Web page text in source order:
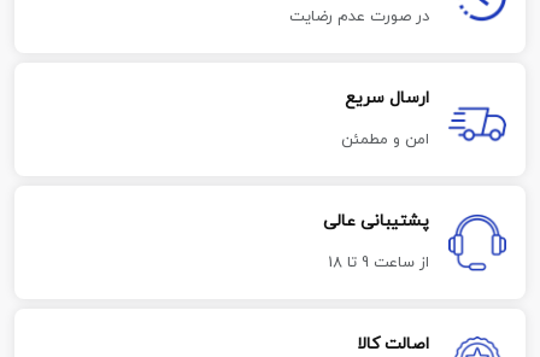
در صورت عدم رضایت
ارسال سریع
امن و مطمئن
پشتیبانی عالی
از ساعت 9 تا 18
اصالت کالا